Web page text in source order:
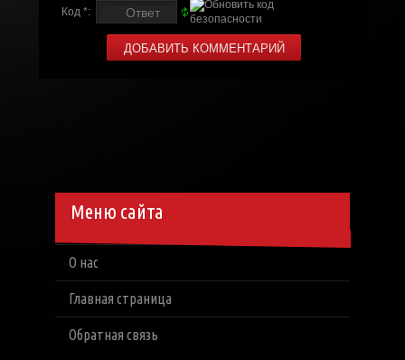
Код *:
Меню сайта
О нас
Главная страница
Обратная связь